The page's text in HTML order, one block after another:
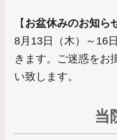
【 お盆休みのお知ら
8月13日（木）～16
きます。ご迷惑をお
い致します。
当